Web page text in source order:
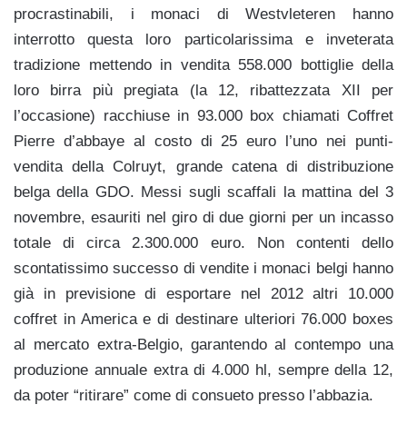
procrastinabili, i monaci di Westvleteren hanno
interrotto questa loro particolarissima e inveterata
tradizione mettendo in vendita 558.000 bottiglie della
loro birra più pregiata (la 12, ribattezzata XII per
l’occasione) racchiuse in 93.000 box chiamati Coffret
Pierre d’abbaye al costo di 25 euro l’uno nei punti-
vendita della Colruyt, grande catena di distribuzione
belga della GDO. Messi sugli scaffali la mattina del 3
novembre, esauriti nel giro di due giorni per un incasso
totale di circa 2.300.000 euro. Non contenti dello
scontatissimo successo di vendite i monaci belgi hanno
già in previsione di esportare nel 2012 altri 10.000
coffret in America e di destinare ulteriori 76.000 boxes
al mercato extra-Belgio, garantendo al contempo una
produzione annuale extra di 4.000 hl, sempre della 12,
da poter “ritirare” come di consueto presso l’abbazia.